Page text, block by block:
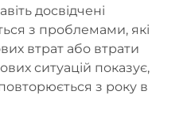
досвідчені
з проблемами, які
втрат або втрати
ситуацій показує,
з року в